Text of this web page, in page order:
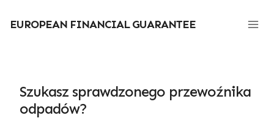
treści
EUROPEAN FINANCIAL GUARANTEE
Szukasz sprawdzonego przewoźnika
odpadów?